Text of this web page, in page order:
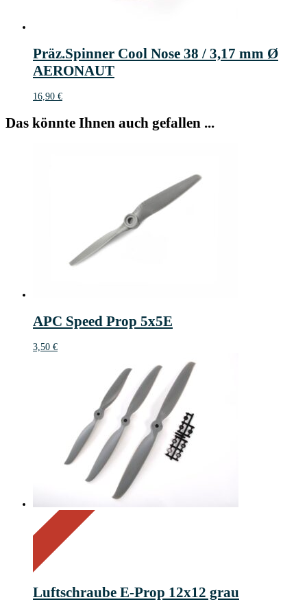
Präz.Spinner Cool Nose 38 / 3,17 mm Ø
AERONAUT
16,90 €
Das könnte Ihnen auch gefallen ...
APC Speed Prop 5x5E
3,50 €
On Sale
€
Luftschraube E-Prop 12x12 grau